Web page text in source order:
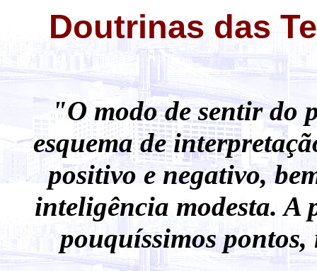
Doutrinas das
"O modo de sentir do
esquema de
positivo e negativo,
inteligência modesta. A
pouquíssimos